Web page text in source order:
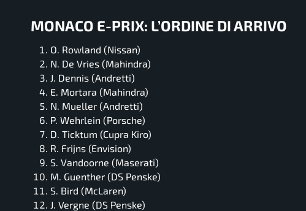
MONACO E-PRIX: L’ORDINE DI ARRIVO
O. Rowland (Nissan)
N. De Vries (Mahindra)
J. Dennis (Andretti)
E. Mortara (Mahindra)
N. Mueller (Andretti)
P. Wehrlein (Porsche)
D. Ticktum (Cupra Kiro)
R. Frijns (Envision)
S. Vandoorne (Maserati)
M. Guenther (DS Penske)
S. Bird (McLaren)
J. Vergne (DS Penske)